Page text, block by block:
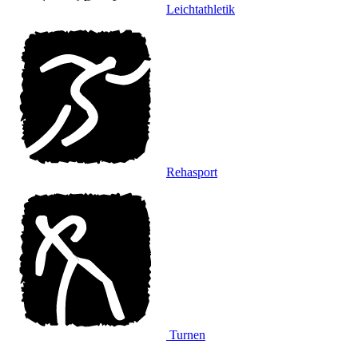
Leichtathletik
Rehasport
Turnen